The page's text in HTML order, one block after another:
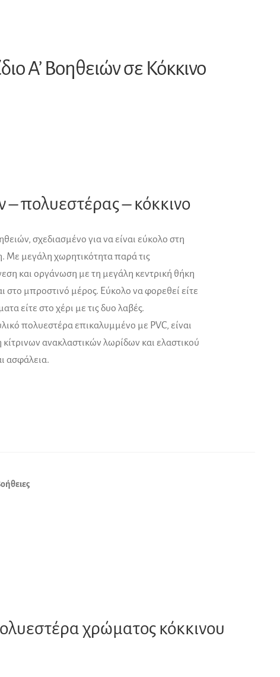
Α’ Βοηθειών σε Κόκκινο
– πολυεστέρας – κόκκινο
σχεδιασμένο για να είναι εύκολο στη
Με μεγάλη χωρητικότητα παρά τις
και οργάνωση με τη μεγάλη κεντρική θήκη
στο μπροστινό μέρος. Εύκολο να φορεθεί είτε
είτε στο χέρι με τις δυο λαβές.
πολυεστέρα επικαλυμμένο με PVC, είναι
ανακλαστικών λωρίδων και ελαστικού
ασφάλεια.
χρώματος κόκκινου